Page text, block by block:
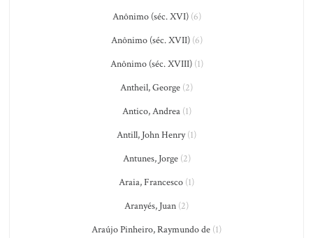
Anônimo (séc. XVI)(6)
Anônimo (séc. XVII)(6)
Anônimo (séc. XVIII)(1)
Antheil, George (2)
Antico, Andrea(1)
Antill, John Henry(1)
Antunes, Jorge(2)
Araia, Francesco (1)
Aranyés, Juan (2)
Araújo Pinheiro, Raymundo de (1)